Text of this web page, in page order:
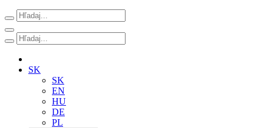
SK
SK
EN
HU
DE
PL